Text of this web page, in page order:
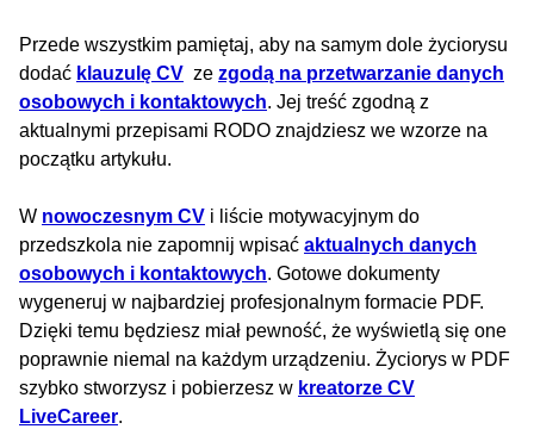
Przede wszystkim pamiętaj, aby na samym dole życiorysu
dodać klauzulę CV ze zgodą na przetwarzanie danych
osobowych i kontaktowych. Jej treść zgodną z
aktualnymi przepisami RODO znajdziesz we wzorze na
początku artykułu.
W nowoczesnym CV i liście motywacyjnym do
przedszkola nie zapomnij wpisać aktualnych danych
osobowych i kontaktowych. Gotowe dokumenty
wygeneruj w najbardziej profesjonalnym formacie PDF.
Dzięki temu będziesz miał pewność, że wyświetlą się one
poprawnie niemal na każdym urządzeniu. Życiorys w PDF
szybko stworzysz i pobierzesz w kreatorze CV
LiveCareer.